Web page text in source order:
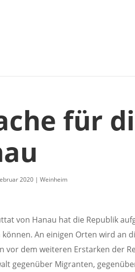
für
2020 |Weinheim
von Hanau hat die Republik
An einigen Orten wird an
vor dem weiteren Erstarken der
gegenüber Migranten,